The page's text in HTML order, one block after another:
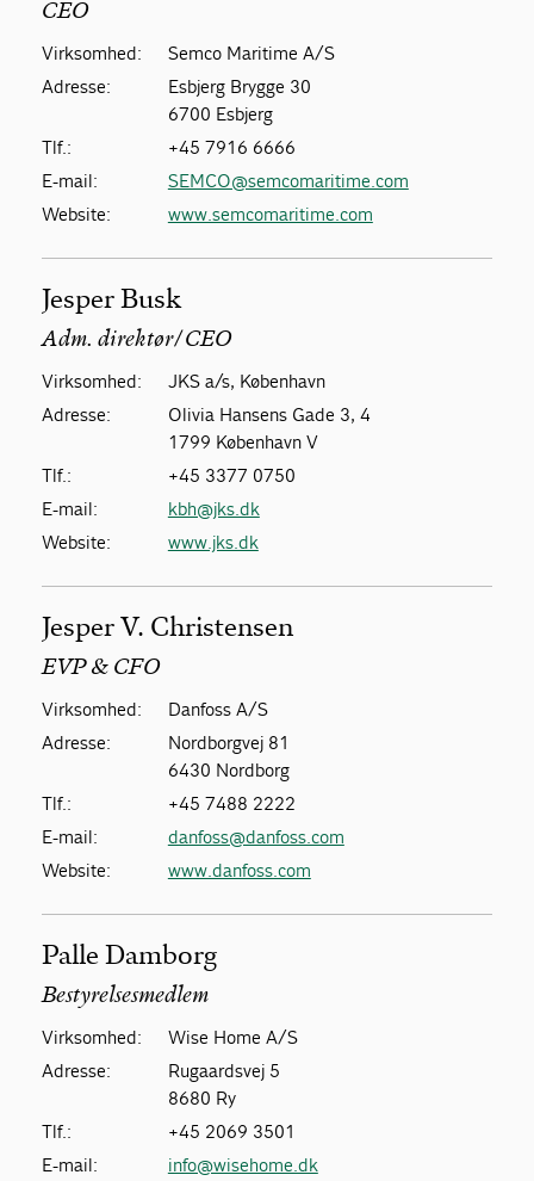
CEO
Virksomhed:
Semco Maritime A/S
Adresse:
Esbjerg Brygge 30
6700 Esbjerg
Tlf.:
+45 7916 6666
E-mail:
SEMCO@semcomaritime.com
Website:
www.semcomaritime.com
Jesper Busk
Adm. direktør/CEO
Virksomhed:
JKS a/s, København
Adresse:
Olivia Hansens Gade 3, 4
1799 København V
Tlf.:
+45 3377 0750
E-mail:
kbh@jks.dk
Website:
www.jks.dk
Jesper V. Christensen
EVP & CFO
Virksomhed:
Danfoss A/S
Adresse:
Nordborgvej 81
6430 Nordborg
Tlf.:
+45 7488 2222
E-mail:
danfoss@danfoss.com
Website:
www.danfoss.com
Palle Damborg
Bestyrelsesmedlem
Virksomhed:
Wise Home A/S
Adresse:
Rugaardsvej 5
8680 Ry
Tlf.:
+45 2069 3501
E-mail:
info@wisehome.dk